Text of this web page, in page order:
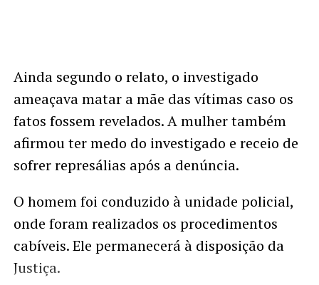
Ainda segundo o relato, o investigado
ameaçava matar a mãe das vítimas caso os
fatos fossem revelados. A mulher também
afirmou ter medo do investigado e receio de
sofrer represálias após a denúncia.
O homem foi conduzido à unidade policial,
onde foram realizados os procedimentos
cabíveis. Ele permanecerá à disposição da
Justiça.